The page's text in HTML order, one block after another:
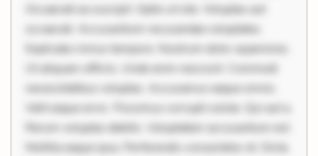
Occaecati ea suscipit. Optio ut iste. Voluptas aut
occaecati. Accusantium recusandae voluptates.
Explicabo minus tempore. Nostrum dolor asperiores.
Ut aliquam officiis. Unde enim nesciunt. Commodi
necessitatibus voluptas. Accusamus eaque omnis.
Velit eaque error. Possimus corrupti soluta. Qui aut a.
Rerum voluptas debitis. Voluptatem accusantium est.
Mollitia eaque ipsa. Perferendis consectetur et. Dicta